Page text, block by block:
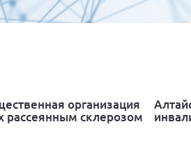
организация
рассеянным склерозом